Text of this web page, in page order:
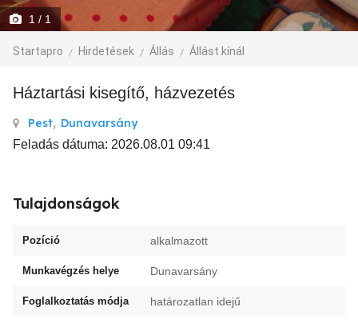
1 / 1
Startapro Hirdetések Állás Állást kínál
Háztartási kisegítő, házvezetés
Pest, Dunavarsány
Feladás dátuma: 2026.08.01 09:41
Tulajdonságok
Pozíció alkalmazott
Munkavégzés helye Dunavarsány
Foglalkoztatás módja határozatlan idejű